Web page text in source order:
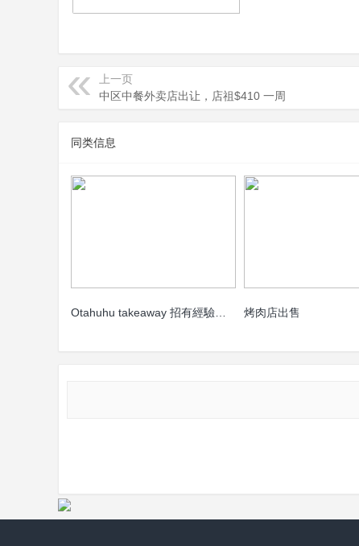
上一页
中区中餐外卖店出让，店祖$410 一周
同类信息
烤肉店出售